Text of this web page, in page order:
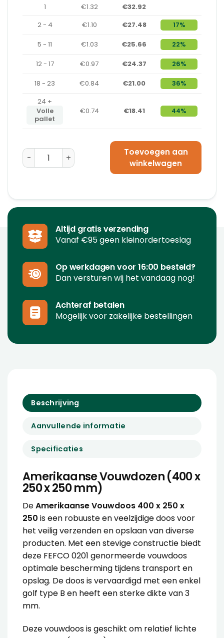
1 €1.32
€32.92
2 - 4
€1.10 €27.48 17%
5 - 11 €1.03 €25.66 22%
12 - 17 €0.97 €24.37 26%
18 - 23 €0.84 €21.00
36%
24 +
Volle
pallet
€0.74 €18.41 44%
Amerikaanse Vouwdoos 400 x 250 x 250 - B-Golf
Toevoegen aan
winkelwagen
Altijd gratis verzending
Vanaf €95 geen kleinordertoeslag
Op werkdagen voor 16:00 besteld?
Dan versturen wij het vandaag nog!
Achteraf betalen
Mogelijk voor zakelijke bestellingen
Beschrijving
Aanvullende informatie
Specificaties
Amerikaanse Vouwdozen (400 x
250 x 250 mm)
DeAmerikaanse Vouwdoos 400 x 250 x
250 is een robuuste en veelzijdige doos voor
het veilig verzenden en opslaan van diverse
producten. Met een stevige constructie biedt
deze FEFCO 0201 genormeerde vouwdoos
optimale bescherming tijdens transport en
opslag. De doos is vervaardigd met een enkel
golf type B en heeft een sterke dikte van 3
mm.
Deze vouwdoos is geschikt om relatief lichte